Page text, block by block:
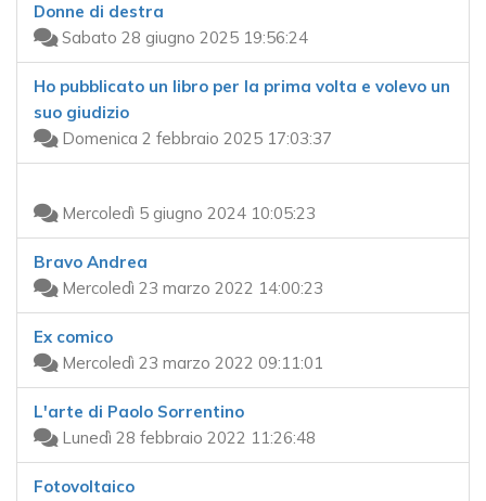
Donne di destra
Sabato 28 giugno 2025 19:56:24
Ho pubblicato un libro per la prima volta e volevo un
suo giudizio
Domenica 2 febbraio 2025 17:03:37
Mercoledì 5 giugno 2024 10:05:23
Bravo Andrea
Mercoledì 23 marzo 2022 14:00:23
Ex comico
Mercoledì 23 marzo 2022 09:11:01
L'arte di Paolo Sorrentino
Lunedì 28 febbraio 2022 11:26:48
Fotovoltaico